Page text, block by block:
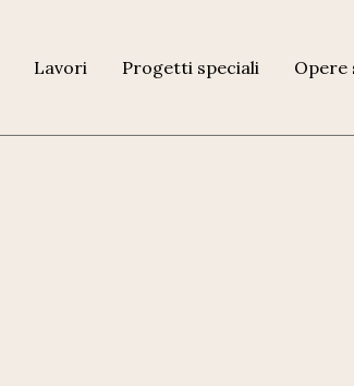
Lavori Progetti speciali Opere